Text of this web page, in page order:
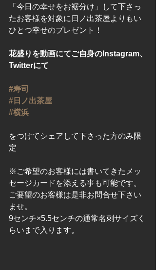
「今日の幸せをお裾分け」して下さっ
たお客様を対象に日ノ出茶屋よりもい
ひとつ幸せのプレゼント！
花盛りを動画にてご自身のInstagram、
Twitterにて
#寿司
#日ノ出茶屋
#横浜
をつけてシェアして下さった方のみ限
定
※ご希望のお客様には書いてきたメッ
セージカードを添える事も可能です。
ご要望のお客様は是非お問合せ下さい
ませ。
9センチ×5.5センチの通常名刺サイズく
らいまで入ります。